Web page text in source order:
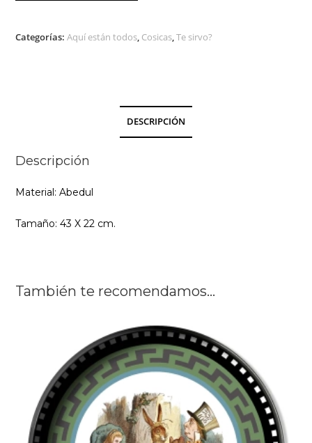
Panda
Categorías:Aquí están todos, Cosicas,Te sirvo?
DESCRIPCIÓN
Descripción
Material: Abedul
Tamaño: 43 X 22 cm.
También te recomendamos…